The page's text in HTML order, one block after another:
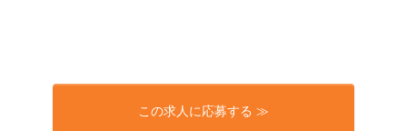
この求人に応募する ≫